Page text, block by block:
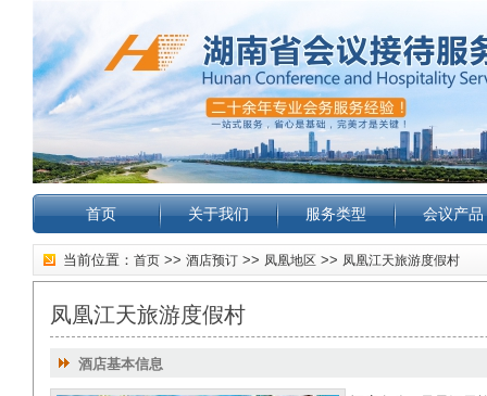
首页 关于我们 服务类型 会议产品
当前位置： 首页 >> 酒店预订 >> 凤凰地区 >> 凤凰江天旅游度假村
凤凰江天旅游度假村
酒店基本信息